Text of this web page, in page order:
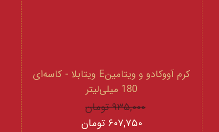
کرم آووکادو و ویتامینE ویتابلا - کاسه‌ای
180 میلی‌لیتر
۹۳۵,۰۰۰ تومان
۶۰۷,۷۵۰ تومان